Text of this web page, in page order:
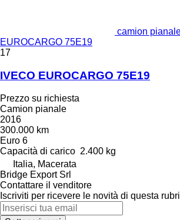
camion
EUROCARGO 75E19
17
IVECO EUROCARGO 75E19
Prezzo su richiesta
Camion pianale
2016
300.000 km
Euro 6
Capacità di carico 2.400 kg
Italia, Macerata
Bridge Export Srl
Contattare il venditore
Iscriviti per ricevere le novità di questa